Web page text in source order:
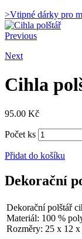
>Vtipné dárky pro
Previous
Next
Cihla
95.00 Kč
Počet ks
Přidat do košíku
Dekorační
Dekorační polštář
Materiál: 100 %
Rozměry: 25 x 12 x